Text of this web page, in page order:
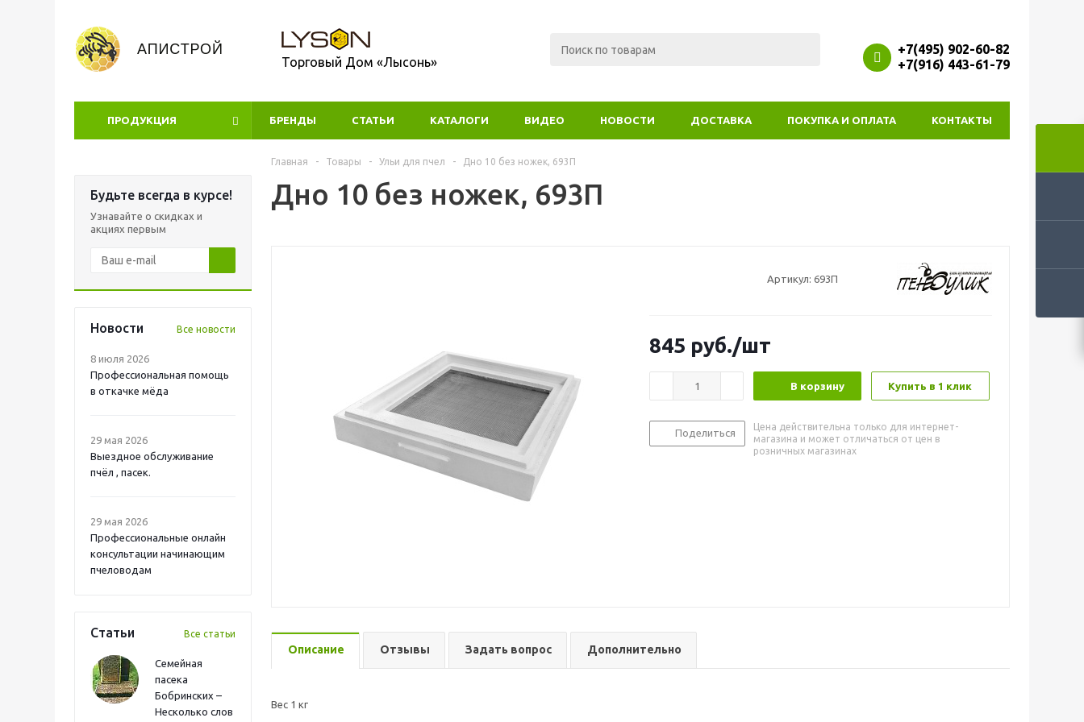
Торговый Дом «Лысонь»
+7(495) 902-60-82
+7(916) 443-61-79
ПРОДУКЦИЯ УЦЕНКА
БРЕНДЫ СТАТЬИ КАТАЛОГИ ВИДЕО НОВОСТИ ДОСТАВКА ПОКУПКА И ОПЛАТА КОНТАКТЫ
Будьте всегда в курсе!
Узнавайте о скидках и
акциях первым
Новости Все новости
8 июля 2026
Профессиональная помощь
в откачке мёда
29 мая 2026
Выездное обслуживание
пчёл , пасек.
29 мая 2026
Профессиональные онлайн
консультации начинающим
пчеловодам
Статьи Все статьи
Семейная
пасека
Бобринских –
Несколько слов
Главная - Товары - Ульи для пчел - Дно 10 без ножек, 693П
Дно 10 без ножек, 693П
Артикул: 693П
845 руб./шт
В корзину Купить в 1 клик
Поделиться
Цена действительна только для интернет-
магазина и может отличаться от цен в
розничных магазинах
Описание Отзывы Задать вопрос Дополнительно
Вес 1 кг